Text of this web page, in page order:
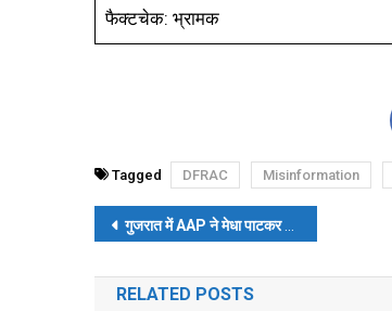
फैक्टचेक: भ्रामक
Tagged DFRAC Misinformation
पोस्ट
नेविगेशन
गुजरात मेंAAPने मेधा पाटकर को घोषित किया
RELATED POSTS